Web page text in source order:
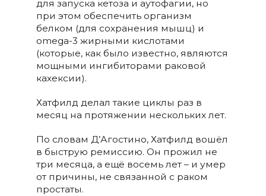
для запуска кетоза и аутофагии, но
при этом обеспечить организм
белком (для сохранения мышц) и
omega-3 жирными кислотами
(которые, как было известно, являются
мощными ингибиторами раковой
кахексии).
Хатфилд делал такие циклы раз в
месяц на протяжении нескольких лет.
По словам Д’Агостино, Хатфилд вошёл
в быструю ремиссию. Он прожил не
три месяца, а ещё восемь лет – и умер
от причины, не связанной с раком
простаты.